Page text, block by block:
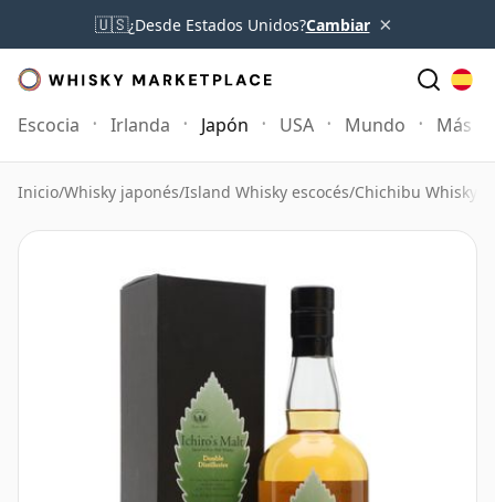
🇺🇸¿Desde Estados Unidos?Cambiar ×
Escocia Irlanda Japón USA Mundo Más
Inicio/Whisky japonés/Island Whisky escocés/Chichibu Whisky